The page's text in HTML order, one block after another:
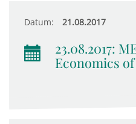
Datum: 21.08.2017
23.08.2017:
Economics